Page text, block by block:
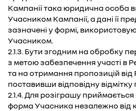
Кампанії така юридична особа
Учасником Кампанії, а дані її
зазначені у формі,
Учасником.
2.1.3. Бути згодним на обробку
з метою забезпечення участі в
та на отримання пропозицій від
поставивши відповідну відмітку
2.1.4. Для розіграшу
форма Учасника незалежно від